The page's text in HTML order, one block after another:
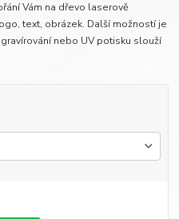
Vám na dřevo laserově
text, obrázek. Další možností je
nebo UV potisku slouží